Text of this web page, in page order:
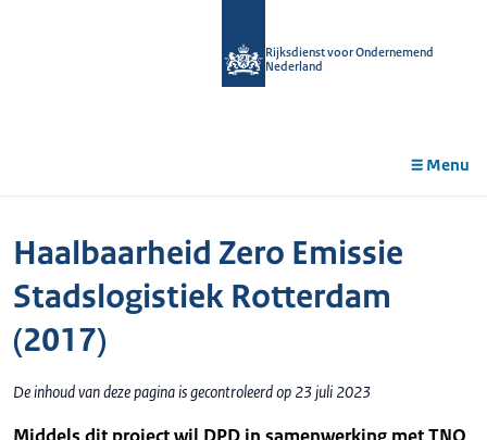
Rijksdienst voor Ondernemend
Nederland
Menu
Haalbaarheid Zero Emissie
Stadslogistiek Rotterdam
(2017)
De inhoud van deze pagina is gecontroleerd op 23 juli 2023